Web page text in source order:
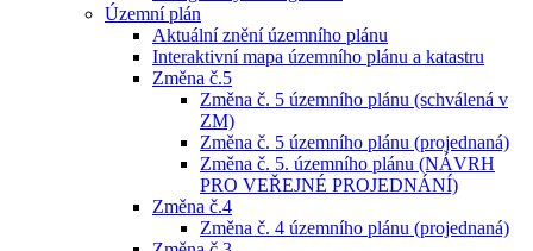
Územní plán
Aktuální znění územního plánu
Interaktivní mapa územního plánu a katastru
Změna č.5
Změna č. 5 územního plánu (schválená v
ZM)
Změna č. 5 územního plánu (projednaná)
Změna č. 5. územního plánu (NÁVRH
PRO VEŘEJNÉ PROJEDNÁNÍ)
Změna č.4
Změna č. 4 územního plánu (projednaná)